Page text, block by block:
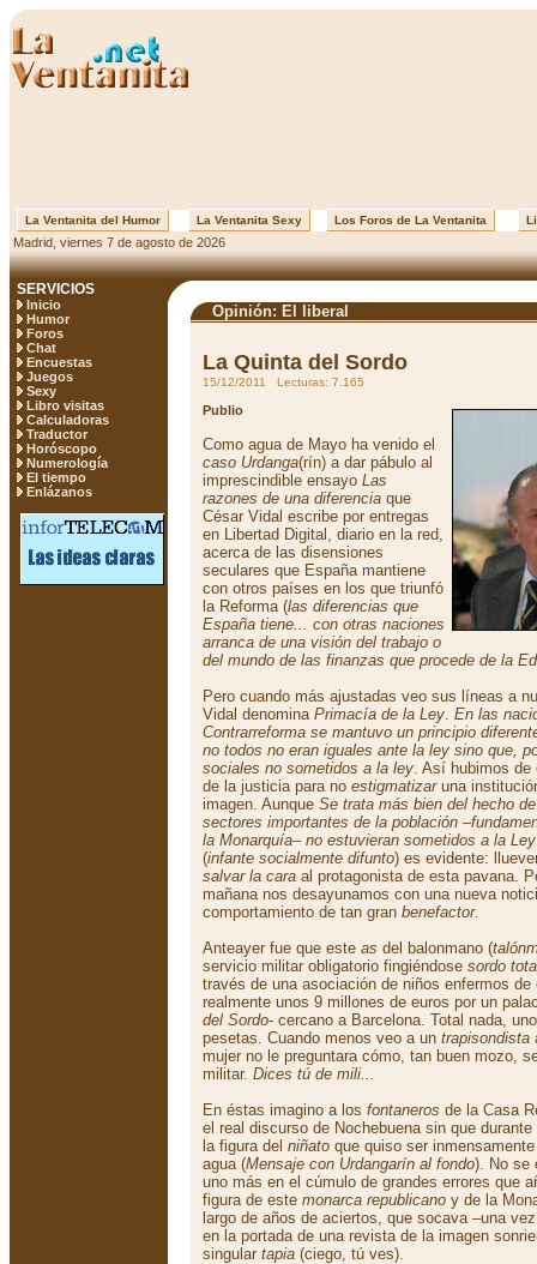
La Ventanita del Humor La Ventanita Sexy Los Foros de La Ventanita
Madrid, viernes 7 de agosto de 2026
SERVICIOS
Inicio
Humor
Foros
Chat
Encuestas
Juegos
Sexy
Libro visitas
Calculadoras
Traductor
Horóscopo
Numerología
El tiempo
Enlázanos
Opinión: El liberal
La Quinta del Sordo
15/12/2011 Lecturas: 7.165
Publio
Como agua de Mayo ha venido el
caso Urdanga(rín) a dar pábulo al
imprescindible ensayo Las
razones de una diferencia que
César Vidal escribe por entregas
en Libertad Digital, diario en la red,
acerca de las disensiones
seculares que España mantiene
con otros países en los que triunfó
la Reforma (las diferencias que
España tiene... con otras naciones
arranca de una visión del trabajo o
del mundo de las finanzas que procede de la
Pero cuando más ajustadas veo sus líneas a
Vidal denomina Primacía de la Ley. En las
Contrarreforma se mantuvo un principio
no todos no eran iguales ante la ley sino que,
sociales no sometidos a la ley. Así hubimos
de la justicia para no estigmatizaruna
imagen. Aunque Se trata más bien del hecho
sectores importantes de la población
la Monarquía– no estuvieran sometidos a la Ley
(infante socialmente difunto) es evidente:
salvar la cara al protagonista de esta pavana.
mañana nos desayunamos con una nueva
comportamiento de tan gran benefactor.
Anteayer fue que este as del balonmano (
servicio militar obligatorio fingiéndose sordo
través de una asociación de niños enfermos
realmente unos 9 millones de euros por un
del Sordo- cercano a Barcelona. Total nada,
pesetas. Cuando menos veo a un trapisondista
mujer no le preguntara cómo, tan buen mozo,
militar. Dices tú de mili...
En éstas imagino a los fontaneros de la Casa
el real discurso de Nochebuena sin que
la figura del niñato que quiso ser
agua (Mensaje con Urdangarín al fondo). No se
uno más en el cúmulo de grandes errores que
figura de este monarca republicano y de la
largo de años de aciertos, que socava –una
en la portada de una revista de la imagen
singular tapia (ciego, tú ves).